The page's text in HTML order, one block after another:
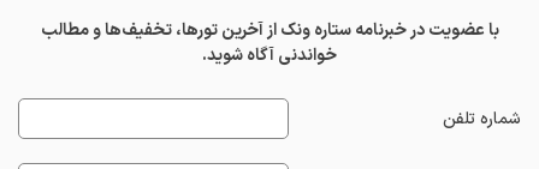
با عضویت در خبرنامه ستاره ونک از آخرین تورها، تخفیف‌ها و مطالب
خواندنی آگاه شوید.
شماره تلفن